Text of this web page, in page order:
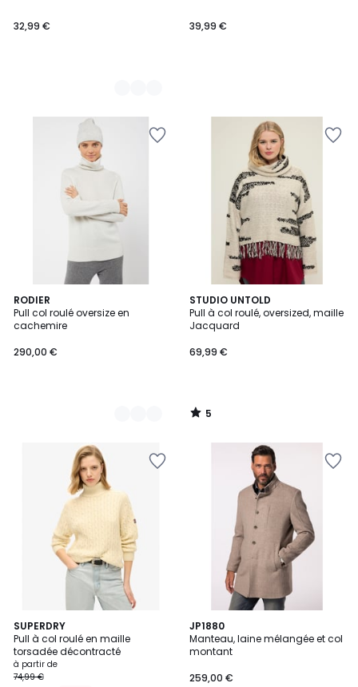
32,99 € 39,99 €
RODIER
Pull col roulé oversize en
cachemire
290,00 €
3
Couleurs
STUDIO UNTOLD
Pull à col roulé, oversized, maille
Jacquard
69,99 €
5
/
5
5
/
SUPERDRY
Pull à col roulé en maille
torsadée décontracté
à partir de
74,99 €
5
/
5
5
Couleurs
JP1880
Manteau, laine mélangée et col
montant
259,00 €
5
/
5